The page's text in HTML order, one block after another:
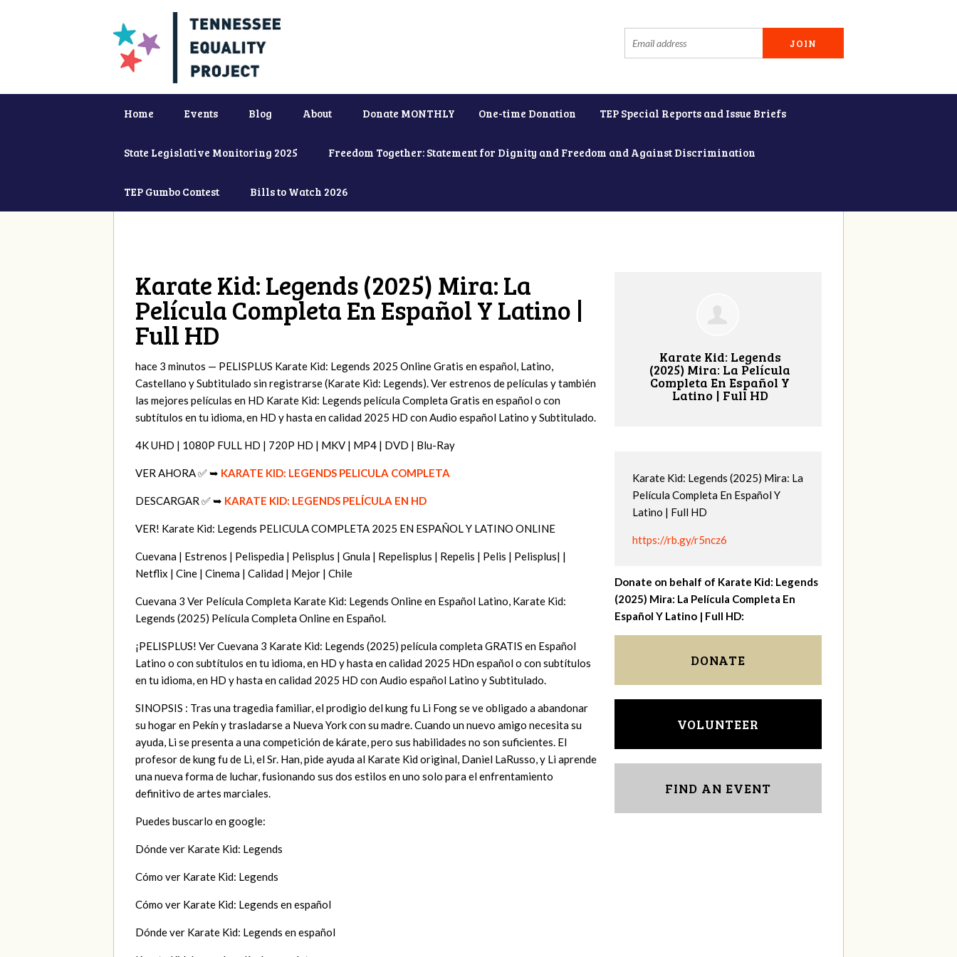
Home Events Blog About Donate MONTHLY One-time Donation TEP Special Reports and Issue Briefs
State Legislative Monitoring 2025 Freedom Together: Statement for Dignity and Freedom and Against Discrimination
TEP Gumbo Contest Bills to Watch 2026
Karate Kid: Legends (2025) Mira: La
Película Completa En Español Y Latino |
Full HD
hace 3 minutos — PELISPLUS Karate Kid: Legends 2025 Online Gratis en español, Latino,
Castellano y Subtitulado sin registrarse (Karate Kid: Legends). Ver estrenos de películas y también
las mejores películas en HD Karate Kid: Legends película Completa Gratis en español o con
subtítulos en tu idioma, en HD y hasta en calidad 2025 HD con Audio español Latino y Subtitulado.
4K UHD | 1080P FULL HD | 720P HD | MKV | MP4 | DVD | Blu-Ray
VER AHORA ✅ ➥ KARATE KID: LEGENDS PELICULA COMPLETA
DESCARGAR ✅ ➥ KARATE KID: LEGENDS PELÍCULA EN HD
VER! Karate Kid: Legends PELICULA COMPLETA 2025 EN ESPAÑOL Y LATINO ONLINE
Cuevana | Estrenos | Pelispedia | Pelisplus | Gnula | Repelisplus | Repelis | Pelis | Pelisplus| |
Netflix | Cine | Cinema | Calidad | Mejor | Chile
Cuevana 3 Ver Película Completa Karate Kid: Legends Online en Español Latino, Karate Kid:
Legends (2025) Película Completa Online en Español.
¡PELISPLUS! Ver Cuevana 3 Karate Kid: Legends (2025) película completa GRATIS en Español
Latino o con subtítulos en tu idioma, en HD y hasta en calidad 2025 HDn español o con subtítulos
en tu idioma, en HD y hasta en calidad 2025 HD con Audio español Latino y Subtitulado.
SINOPSIS : Tras una tragedia familiar, el prodigio del kung fu Li Fong se ve obligado a abandonar
su hogar en Pekín y trasladarse a Nueva York con su madre. Cuando un nuevo amigo necesita su
ayuda, Li se presenta a una competición de kárate, pero sus habilidades no son suficientes. El
profesor de kung fu de Li, el Sr. Han, pide ayuda al Karate Kid original, Daniel LaRusso, y Li aprende
una nueva forma de luchar, fusionando sus dos estilos en uno solo para el enfrentamiento
definitivo de artes marciales.
Puedes buscarlo en google:
Dónde ver Karate Kid: Legends
Cómo ver Karate Kid: Legends
Cómo ver Karate Kid: Legends en español
Dónde ver Karate Kid: Legends en español
Karate Kid: Legends
(2025) Mira: La Película
Completa En Español Y
Latino | Full HD
Karate Kid: Legends (2025) Mira: La
Película Completa En Español Y
Latino | Full HD
https://rb.gy/r5ncz6
Donate on behalf of Karate Kid: Legends
(2025) Mira: La Película Completa En
Español Y Latino | Full HD:
DONATE
VOLUNTEER
FIND AN EVENT